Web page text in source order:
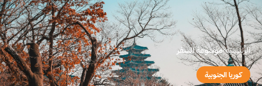
الرئيسية›موسوعة السفر
كوريا الجنوبية